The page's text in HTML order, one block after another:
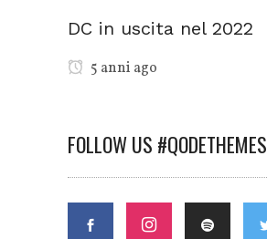
DC in uscita nel 2022
5 anni ago
FOLLOW US #QODETHEMES